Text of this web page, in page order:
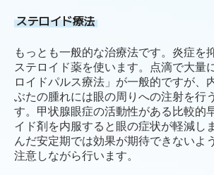
ステロイド療法
もっとも一般的な治療法です。炎症を
ステロイド薬を使います。点滴で大量
ロイドパルス療法」が一般的ですが、
ぶたの腫れには眼の周りへの注射を行
す。甲状腺眼症の活動性がある比較的
イド剤を内服すると眼の症状が軽減し
んだ安定期では効果が期待できないよ
注意しながら行います。